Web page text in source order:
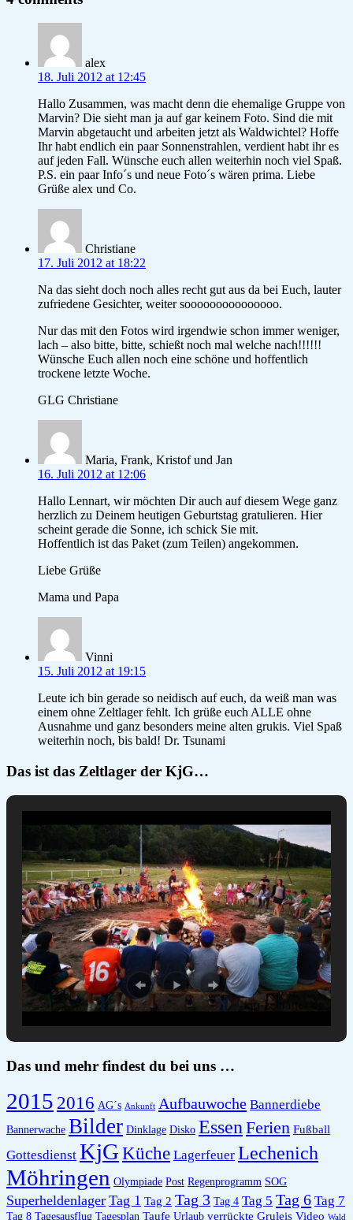
alex
18. Juli 2012 at 12:45
Hallo Zusammen, was macht denn die ehemalige Gruppe von
Marvin? Die sieht man ja auf gar keinem Foto. Sind die mit
Marvin abgetaucht und arbeiten jetzt als Waldwichtel? Hoffe
Ihr habt endlich ein paar Sonnenstrahlen, verdient habt ihr es
auf jeden Fall. Wünsche euch allen weiterhin noch viel Spaß.
P.S. ein paar Info´s und neue Foto´s wären prima. Liebe
Grüße alex und Co.
Christiane
17. Juli 2012 at 18:22
Na das sieht doch noch alles recht gut aus da bei Euch, lauter
zufriedene Gesichter, weiter sooooooooooooooo.
Nur das mit den Fotos wird irgendwie schon immer weniger,
lach – also bitte, bitte, schießt noch mal welche nach!!!!!!
Wünsche Euch allen noch eine schöne und hoffentlich
trockene letzte Woche.
GLG Christiane
Maria, Frank, Kristof und Jan
16. Juli 2012 at 12:06
Hallo Lennart, wir möchten Dir auch auf diesem Wege ganz
herzlich zu Deinem heutigen Geburtstag gratulieren. Hier
scheint gerade die Sonne, ich schick Sie mit.
Hoffentlich ist das Paket (zum Teilen) angekommen.
Liebe Grüße
Mama und Papa
Vinni
15. Juli 2012 at 19:15
Leute ich bin gerade so neidisch auf euch, da weiß man was
einem ohne Zeltlager fehlt. Ich grüße euch ALLE ohne
Ausnahme und ganz besonders meine alten grukis. Viel Spaß
weiterhin noch, bis bald! Dr. Tsunami
Das ist das Zeltlager der KjG…
Das und mehr findest du bei uns …
2015 2016 AG´s Ankunft Aufbauwoche Bannerdiebe
Bannerwache Bilder Dinklage Disko Essen Ferien Fußball
Gottesdienst KjG Küche Lagerfeuer Lechenich
Möhringen Olympiade Post Regenprogramm SOG
Superheldenlager Tag 1 Tag 2 Tag 3 Tag 4 Tag 5 Tag 6 Tag 7
Tag 8 Tagesausflug Tagesplan Taufe Urlaub verrückte Gruleis Video Wald